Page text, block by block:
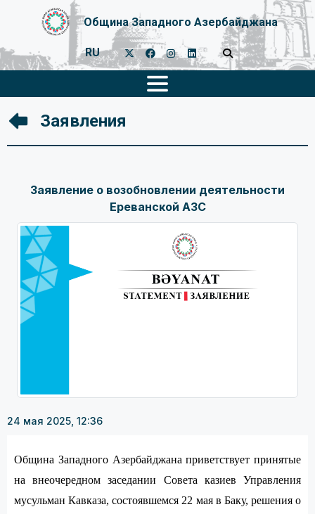
Община Западного Азербайджана
RU
Заявления
Заявление о возобновлении деятельности
Ереванской АЗС
24 мая 2025, 12:36
Община Западного Азербайджана приветствует принятые
на внеочередном заседании Совета казиев Управления
мусульман Кавказа, состоявшемся 22 мая в Баку, решения о